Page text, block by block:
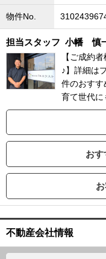
物件No.
担当スタッフ 小幡 慎
【ご成約
♪】詳細は
件のおすす
育て世代に
おす
不動産会社情報